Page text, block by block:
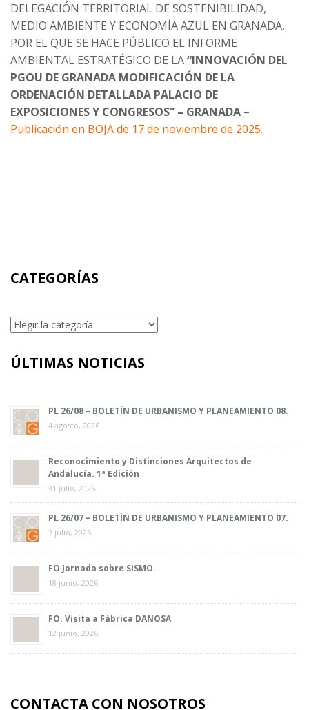
DELEGACIÓN TERRITORIAL DE SOSTENIBILIDAD,
MEDIO AMBIENTE Y ECONOMÍA AZUL EN GRANADA,
POR EL QUE SE HACE PÚBLICO EL INFORME
AMBIENTAL ESTRATÉGICO DE LA“INNOVACIÓN DEL
PGOU DE GRANADA MODIFICACIÓN DE LA
ORDENACIÓN DETALLADA PALACIO DE
EXPOSICIONES Y CONGRESOS” – GRANADA –
Publicación en BOJA de 17 de noviembre de 2025.
CATEGORÍAS
Categorías
ÚLTIMAS NOTICIAS
PL 26/08 – BOLETÍN DE URBANISMO Y PLANEAMIENTO 08.
4 agosto, 2026
Reconocimiento y Distinciones Arquitectos de
Andalucía. 1ª Edición
31 julio, 2026
PL 26/07 – BOLETÍN DE URBANISMO Y PLANEAMIENTO 07.
7 julio, 2026
FO Jornada sobre SISMO.
18 junio, 2026
FO. Visita a Fábrica DANOSA
12 junio, 2026
CONTACTA CON NOSOTROS